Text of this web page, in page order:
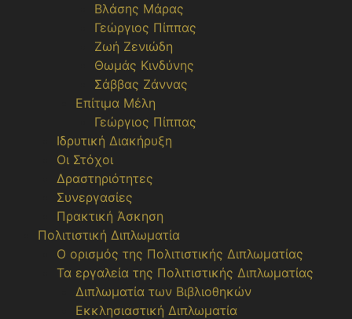
Βλάσης Μάρας
Γεώργιος Πίππας
Ζωή Ζενιώδη
Θωμάς Κινδύνης
Σάββας Ζάννας
Επίτιμα Μέλη
Γεώργιος Πίππας
Ιδρυτική Διακήρυξη
Οι Στόχοι
Δραστηριότητες
Συνεργασίες
Πρακτική Άσκηση
Πολιτιστική Διπλωματία
Ο ορισμός της Πολιτιστικής Διπλωματίας
Τα εργαλεία της Πολιτιστικής Διπλωματίας
Διπλωματία των Βιβλιοθηκών
Εκκλησιαστική Διπλωματία